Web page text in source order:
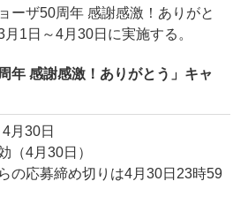
ーザ50周年 感謝感激！ありがと
1日～4月30日に実施する。
年 感謝感激！ありがとう」キャ
月30日
（4月30日）
の応募締め切りは4月30日23時59